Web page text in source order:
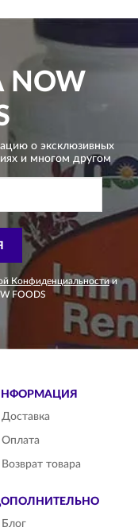
NOW
о эксклюзивных
и многом другом
Конфиденциальности и
FOODS
Доставка
Оплата
Возврат товара
Блог